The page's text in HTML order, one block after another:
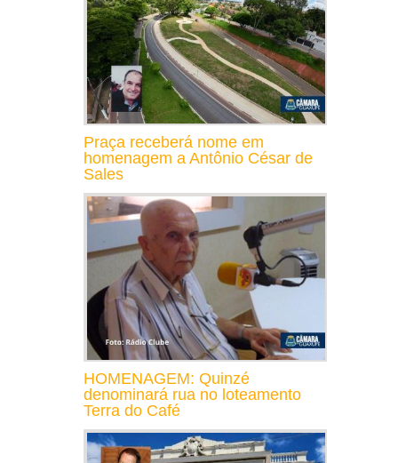
Praça receberá nome em
homenagem a Antônio César de
Sales
HOMENAGEM: Quinzé
denominará rua no loteamento
Terra do Café